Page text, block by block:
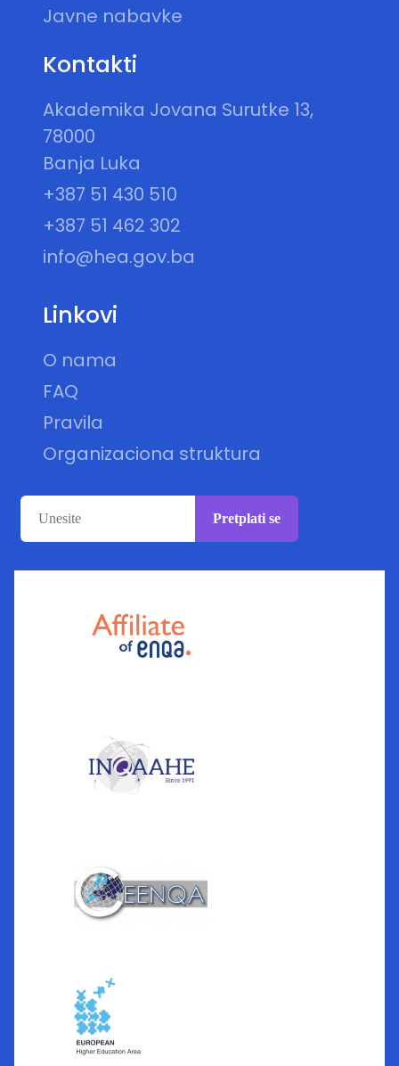
Javne nabavke
Kontakti
Akademika Jovana Surutke 13,
78000
Banja Luka
+387 51 430 510
+387 51 462 302
info@hea.gov.ba
Linkovi
O nama
FAQ
Pravila
Organizaciona struktura
Pretplati se